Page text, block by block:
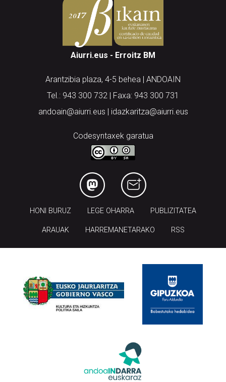
Aiurri.eus - Erroitz BM
Arantzibia plaza, 4-5 behea | ANDOAIN
Tel.: 943 300 732 | Faxa: 943 300 731
andoain@aiurri.eus | idazkaritza@aiurri.eus
Codesyntaxek garatua
HONI BURUZ LEGE OHARRA PUBLIZITATEA
ARAUAK HARREMANETARAKO RSS